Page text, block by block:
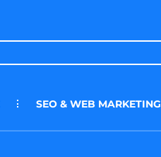
SEO & WEB MARKETING